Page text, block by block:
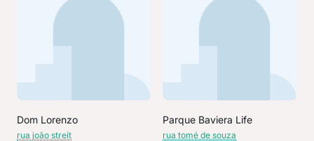
Dom Lorenzo
rua joão streit
Parque Baviera Life
rua tomé de souza